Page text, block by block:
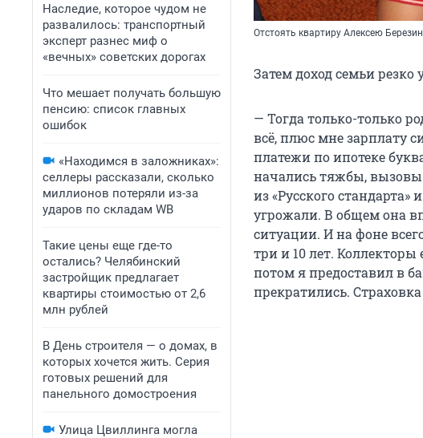
Наследие, которое чудом не
развалилось: транспортный
эксперт разнес миф о
«вечных» советских дорогах
Что мешает получать большую
пенсию: список главных
ошибок
«Находимся в заложниках»:
селлеры рассказали, сколько
миллионов потеряли из-за
ударов по складам WB
Такие цены еще где-то
остались? Челябинский
застройщик предлагает
квартиры стоимостью от 2,6
млн рублей
В День строителя — о домах, в
которых хочется жить. Серия
готовых решений для
панельного домостроения
Улица Цвиллинга могла
Отстоять квартиру Алексею
Затем доход семьи резко
— Тогда только-только
всё, плюс мне зарплату
платежи по ипотеке
начались тяжбы,
из «Русского стандарта»
угрожали. В общем она
ситуации. И на фоне
три и 10 лет.
потом я предоставил в
прекратились.